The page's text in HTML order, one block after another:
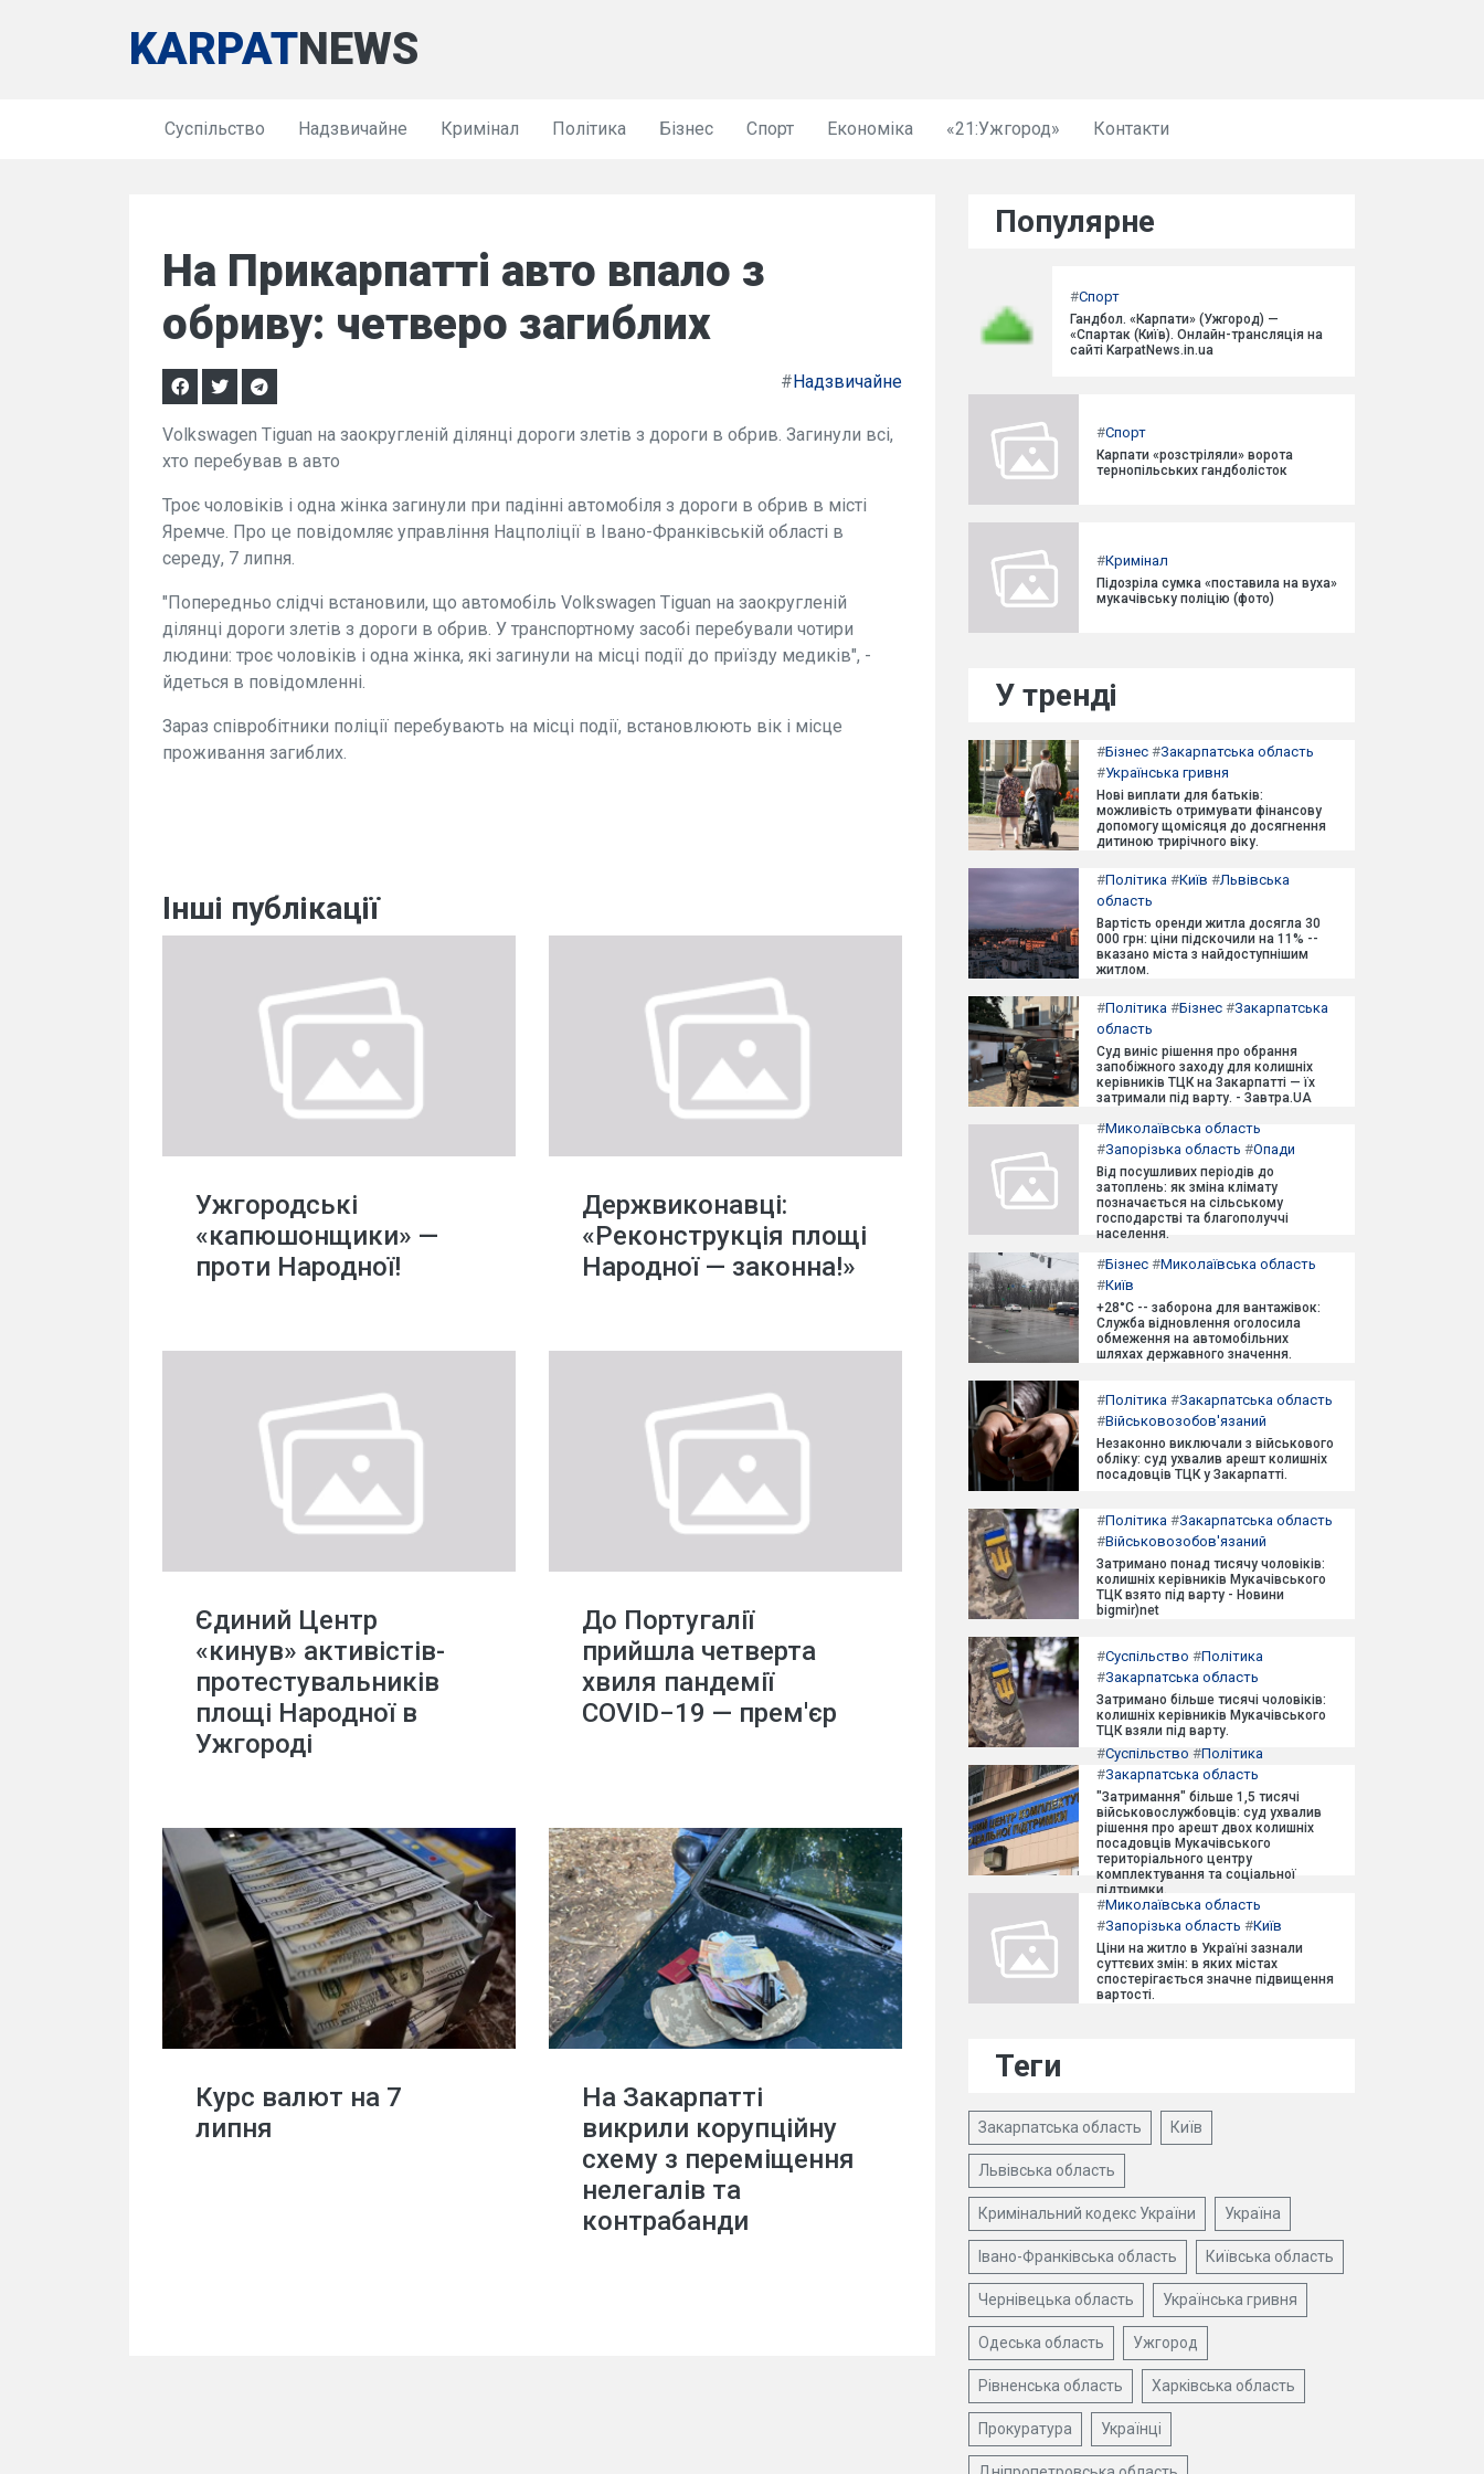
KARPATNEWS
Суспільство Надзвичайне Кримінал Політика Бізнес Спорт Економіка «21:Ужгород» Контакти
На Прикарпатті авто впало з
обриву: четверо загиблих
#Надзвичайне
Volkswagen Tiguan на заокругленій ділянці дороги злетів з дороги в обрив. Загинули всі,
хто перебував в авто
Троє чоловіків і одна жінка загинули при падінні автомобіля з дороги в обрив в місті
Яремче. Про це повідомляє управління Нацполіції в Івано-Франківській області в
середу, 7 липня.
"Попередньо слідчі встановили, що автомобіль Volkswagen Tiguan на заокругленій
ділянці дороги злетів з дороги в обрив. У транспортному засобі перебували чотири
людини: троє чоловіків і одна жінка, які загинули на місці події до приїзду медиків", -
йдеться в повідомленні.
Зараз співробітники поліції перебувають на місці події, встановлюють вік і місце
проживання загиблих.
Інші публікації
Ужгородські
«капюшонщики» —
проти Народної!
Держвиконавці:
«Реконструкція площі
Народної — законна!»
Єдиний Центр
«кинув» активістів-
протестувальників
площі Народної в
Ужгороді
До Португалії
прийшла четверта
хвиля пандемії
COVID−19 — прем'єр
Курс валют на 7
липня
На Закарпатті
викрили корупційну
схему з переміщення
нелегалів та
контрабанди
Популярне
#Спорт
Гандбол. «Карпати» (Ужгород) —
«Спартак (Київ). Онлайн-трансляція на
сайті KarpatNews.in.ua
#Спорт
Карпати «розстріляли» ворота
тернопільських гандболісток
#Кримінал
Підозріла сумка «поставила на вуха»
мукачівську поліцію (фото)
У тренді
#Бізнес #Закарпатська область
#Українська гривня
Нові виплати для батьків:
можливість отримувати фінансову
допомогу щомісяця до досягнення
дитиною трирічного віку.
#Політика #Київ #Львівська
область
Вартість оренди житла досягла 30
000 грн: ціни підскочили на 11% --
вказано міста з найдоступнішим
житлом.
#Політика #Бізнес #Закарпатська
область
Суд виніс рішення про обрання
запобіжного заходу для колишніх
керівників ТЦК на Закарпатті — їх
затримали під варту. - Завтра.UA
#Миколаївська область
#Запорізька область #Опади
Від посушливих періодів до
затоплень: як зміна клімату
позначається на сільському
господарстві та благополуччі
населення.
#Бізнес #Миколаївська область
#Київ
+28°C -- заборона для вантажівок:
Служба відновлення оголосила
обмеження на автомобільних
шляхах державного значення.
#Політика #Закарпатська область
#Військовозобов'язаний
Незаконно виключали з військового
обліку: суд ухвалив арешт колишніх
посадовців ТЦК у Закарпатті.
#Політика #Закарпатська область
#Військовозобов'язаний
Затримано понад тисячу чоловіків:
колишніх керівників Мукачівського
ТЦК взято під варту - Новини
bigmir)net
#Суспільство #Політика
#Закарпатська область
Затримано більше тисячі чоловіків:
колишніх керівників Мукачівського
ТЦК взяли під варту.
#Суспільство #Політика
#Закарпатська область
"Затримання" більше 1,5 тисячі
військовослужбовців: суд ухвалив
рішення про арешт двох колишніх
посадовців Мукачівського
територіального центру
комплектування та соціальної
підтримки.
#Миколаївська область
#Запорізька область #Київ
Ціни на житло в Україні зазнали
суттєвих змін: в яких містах
спостерігається значне підвищення
вартості.
Теги
Закарпатська область Київ
Львівська область
Кримінальний кодекс України Україна
Івано-Франківська область Київська область
Чернівецька область Українська гривня
Одеська область Ужгород
Рівненська область Харківська область
Прокуратура Українці